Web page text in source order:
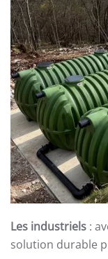
Les industriels :
solution durable